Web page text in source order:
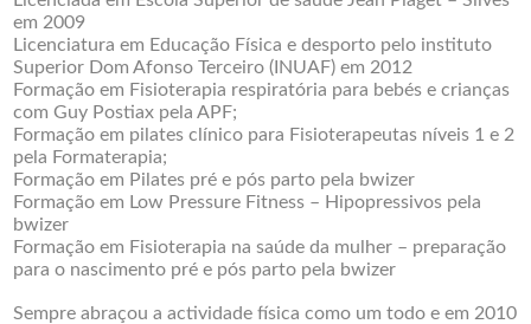
em 2009
Licenciatura em Educação Física e desporto pelo instituto
Superior Dom Afonso Terceiro (INUAF) em 2012
Formação em Fisioterapia respiratória para bebés e crianças
com Guy Postiax pela APF;
Formação em pilates clínico para Fisioterapeutas níveis 1 e 2
pela Formaterapia;
Formação em Pilates pré e pós parto pela bwizer
Formação em Low Pressure Fitness – Hipopressivos pela
bwizer
Formação em Fisioterapia na saúde da mulher – preparação
para o nascimento pré e pós parto pela bwizer
Sempre abraçou a actividade física como um todo e em 2010